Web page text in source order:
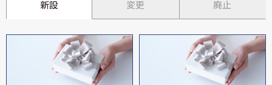
新設 変更 廃止